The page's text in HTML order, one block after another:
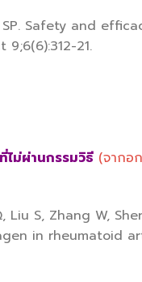
SP. Safety and
21.
ม่ผ่านกรรมวิธี (จากอ
Liu S, Zhang W,
in rheumatoid